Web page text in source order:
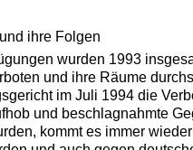
ihre Folgen
wurden 1993
und ihre Räume
im Juli 1994 die
und beschlagnahmte
kommt es immer